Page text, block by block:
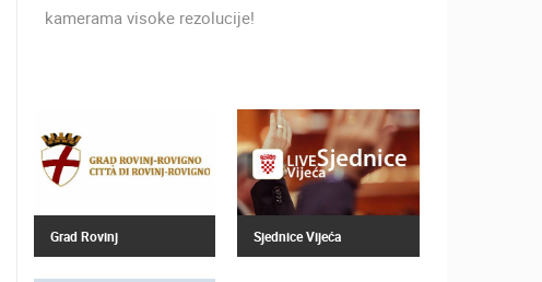
ZOO
kamerama visoke rezolucije!
Grad Rovinj Sjednice Vijeća